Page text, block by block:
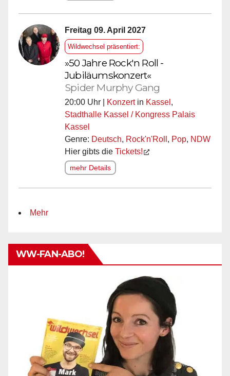
Freitag 09. April 2027
Wildwechsel präsentiert:
»50 Jahre Rock'n Roll -
Jubiläumskonzert«
Spider Murphy Gang
20:00 Uhr | Konzertin Kassel ,
Stadthalle Kassel / Kongress Palais
Kassel
Genre: Deutsch, Rock'n'Roll , Pop, NDW
Hier gibts die Tickets!
mehr Details
Mehr
WW-FAN-ABO!